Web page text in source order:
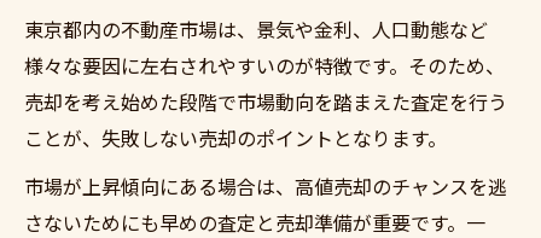
東京都内の不動産市場は、景気や金利、人口動態など
様々な要因に左右されやすいのが特徴です。そのため、
売却を考え始めた段階で市場動向を踏まえた査定を行う
ことが、失敗しない売却のポイントとなります。
市場が上昇傾向にある場合は、高値売却のチャンスを逃
さないためにも早めの査定と売却準備が重要です。一